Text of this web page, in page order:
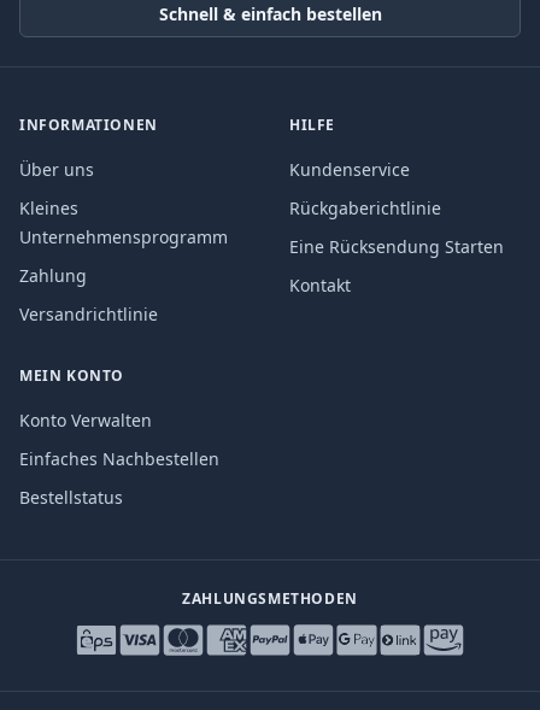
Schnell & einfach bestellen
INFORMATIONEN
Über uns
Kleines
Unternehmensprogramm
Zahlung
Versandrichtlinie
HILFE
Kundenservice
Rückgaberichtlinie
Eine Rücksendung Starten
Kontakt
MEIN KONTO
Konto Verwalten
Einfaches Nachbestellen
Bestellstatus
ZAHLUNGSMETHODEN